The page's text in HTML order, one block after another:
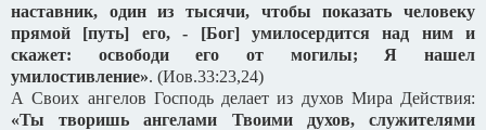
наставник, один из тысячи, чтобы показать человеку
прямой [путь] его, - [Бог] умилосердится над ним и
скажет: освободи его от могилы; Я нашел
умилостивление». (Иов.33:23,24)
А Своих ангелов Господь делает из духов Мира Действия:
«Ты творишь ангелами Твоими духов, служителями